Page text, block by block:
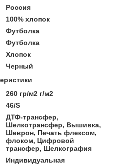
Россия
100% хлопок
Футболка
Футболка
Хлопок
Черный
260 гр/м2 г/м2
46/S
ДТФ-трансфер,
Шелкотрансфер, Вышивка,
Шеврон, Печать флексом,
флоком, Цифровой
трансфер, Шелкография
Индивидуальная